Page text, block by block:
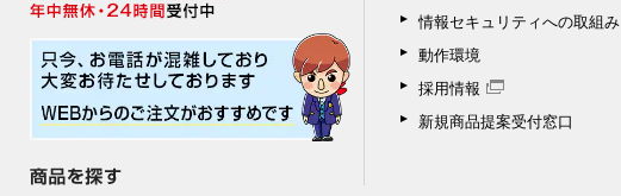
情報セキュリティへの取組み
動作環境
採用情報
新規商品提案受付窓口